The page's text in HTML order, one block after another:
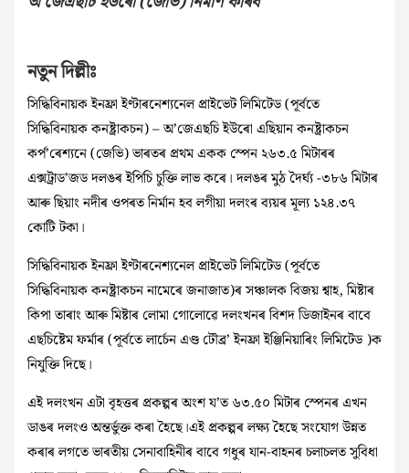
নতুন দিল্লীঃ
সিদ্ধিবিনায়ক ইনফ্ৰা ইণ্টাৰনেশ্যনেল প্ৰাইভেট লিমিটেড (পূৰ্বতে
সিদ্ধিবিনায়ক কনষ্ট্ৰাকচন) – অ’জেএছচি ইউৰো এছিয়ান কনষ্ট্ৰাকচন
কৰ্প’ৰেশ্যনে (জেভি) ভাৰতৰ প্ৰথম একক স্পেন ২৬৩.৫ মিটাৰৰ
এক্সট্ৰাড’জড দলঙৰ ইপিচি চুক্তি লাভ কৰে। দলঙৰ মুঠ দৈৰ্ঘ্য -৩৮৬ মিটাৰ
আৰু ছিয়াং নদীৰ ওপৰত নিৰ্মান হব লগীয়া দলংৰ ব্যয়ৰ মূল্য ১২৪.৩৭
কোটি টকা।
সিদ্ধিবিনায়ক ইনফ্ৰা ইণ্টাৰনেশ্যনেল প্ৰাইভেট লিমিটেড (পূৰ্বতে
সিদ্ধিবিনায়ক কনষ্ট্ৰাকচন নামেৰে জনাজাত)ৰ সঞ্চালক বিজয় শ্বাহ, মিষ্টাৰ
কিপা তাৰাং আৰু মিষ্টাৰ লোমা গোলোৱে দলংখনৰ বিশদ ডিজাইনৰ বাবে
এছচিষ্টেম ফৰ্মাৰ (পূৰ্বতে লাৰ্চেন এণ্ড টৌব্ৰ’ ইনফ্ৰা ইঞ্জিনিয়াৰিং লিমিটেড )ক
নিযুক্তি দিছে।
এই দলংখন এটা বৃহত্তৰ প্ৰকল্পৰ অংশ য’ত ৬৩.৫০ মিটাৰ স্পেনৰ এখন
ডাঙৰ দলংও অন্তৰ্ভুক্ত কৰা হৈছে।এই প্ৰকল্পৰ লক্ষ্য হৈছে সংযোগ উন্নত
কৰাৰ লগতে ভাৰতীয় সেনাবাহিনীৰ বাবে গধুৰ যান-বাহনৰ চলাচলত সুবিধা